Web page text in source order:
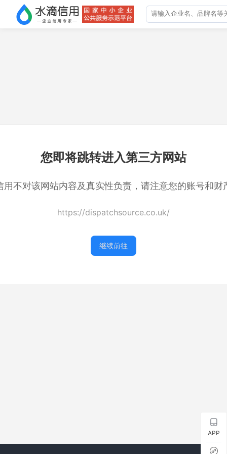
您即将跳转进入第三方网站
用不对该网站内容及真实性负责，请注意您的账号和财
https://dispatchsource.co.uk/
继续前往
APP